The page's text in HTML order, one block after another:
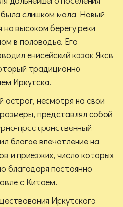
слишком мала. Новый
высоком берегу реки
в половодье. Его
енисейский казак Яков
традиционно
Иркутска.
острог, несмотря на свои
представлял собой
пространственный
благое впечатление на
и приезжих, число которых
благодаря постоянно
с Китаем.
Иркутского